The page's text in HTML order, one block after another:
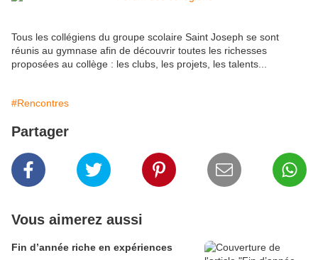
Tous les collégiens du groupe scolaire Saint Joseph se sont
réunis au gymnase afin de découvrir toutes les richesses
proposées au collège : les clubs, les projets, les talents...
#Rencontres
Partager
Vous aimerez aussi
Fin d’année riche en expériences